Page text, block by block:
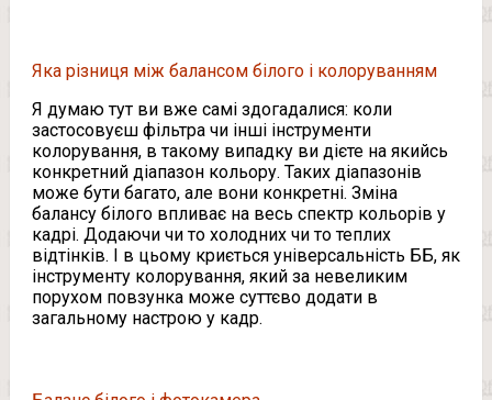
Яка різниця між балансом білого і колоруванням
Я думаю тут ви вже самі здогадалися: коли
застосовуєш фільтра чи інші інструменти
колорування, в такому випадку ви дієте на якийсь
конкретний діапазон кольору. Таких діапазонів
може бути багато, але вони конкретні. Зміна
балансу білого впливає на весь спектр кольорів у
кадрі. Додаючи чи то холодних чи то теплих
відтінків. І в цьому криється універсальність ББ, як
інструменту колорування, який за невеликим
порухом повзунка може суттєво додати в
загальному настрою у кадр.